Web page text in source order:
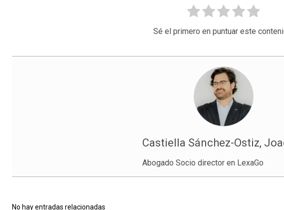
Sé el primero en puntuar este
Castiella Sánchez-Ostiz,
Abogado Socio director en LexaGo
No hay entradas relacionadas